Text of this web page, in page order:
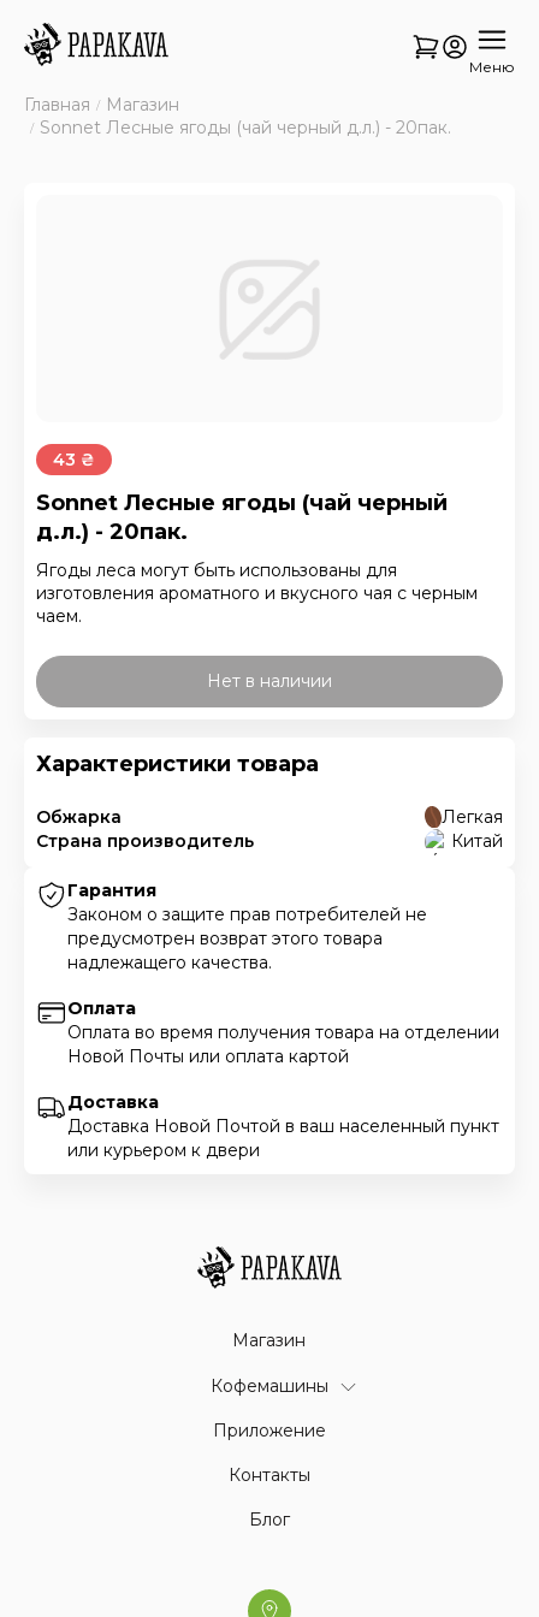
Меню
Главная
Магазин
Sonnet Лесные ягоды (чай черный д.л.) - 20пак.
43 ₴
Sonnet Лесные ягоды (чай черный
д.л.) - 20пак.
Ягоды леса могут быть использованы для
изготовления ароматного и вкусного чая с черным
чаем.
Нет в наличии
Характеристики товара
Обжарка
Легкая
Страна производитель
Китай
Гарантия
Законом о защите прав потребителей не
предусмотрен возврат этого товара
надлежащего качества.
Оплата
Оплата во время получения товара на отделении
Новой Почты или оплата картой
Доставка
Доставка Новой Почтой в ваш населенный пункт
или курьером к двери
Магазин
Кофемашины
Приложение
Контакты
Блог